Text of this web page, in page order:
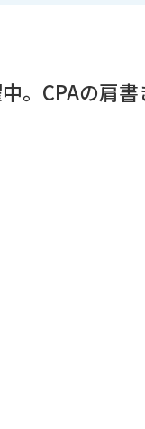
。CPAの肩書